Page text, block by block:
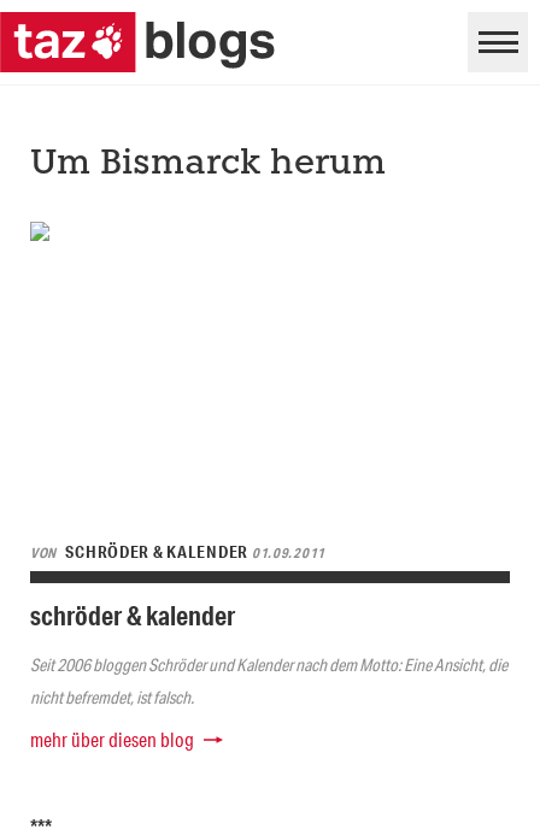
Um Bismarck herum
VON SCHRÖDER & KALENDER 01.09.2011
schröder & kalender
Seit 2006 bloggen Schröder und Kalender nach dem Motto: Eine Ansicht, die
nicht befremdet, ist falsch.
mehr über diesen blog